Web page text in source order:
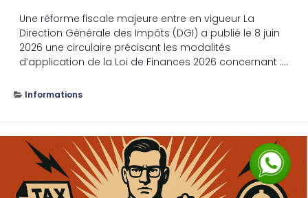
Une réforme fiscale majeure entre en vigueur La
Direction Générale des Impôts (DGI) a publié le 8 juin
2026 une circulaire précisant les modalités
d’application de la Loi de Finances 2026 concernant :...
Informations